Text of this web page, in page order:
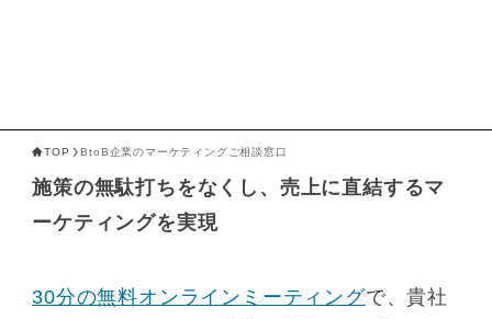
TOP BtoB企業のマーケティングご相談窓口
施策の無駄打ちをなくし、売上に直結するマ
ーケティングを実現
30分の無料オンラインミーティングで、貴社